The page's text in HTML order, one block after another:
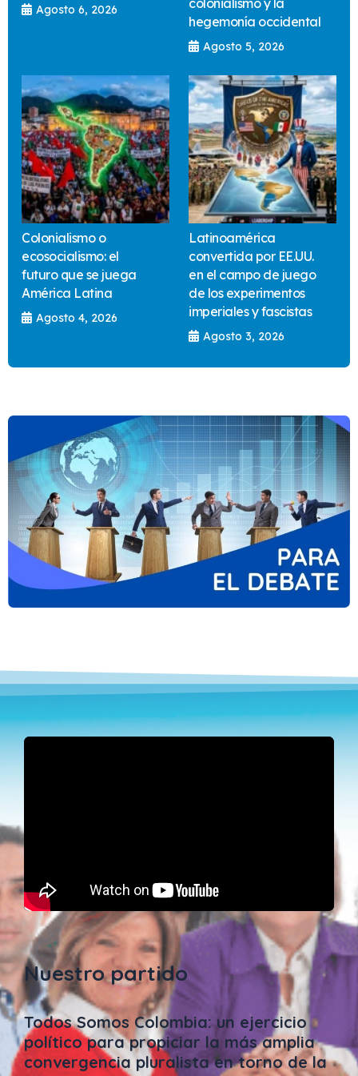
Agosto 6, 2026
hegemonía occidental
Agosto 5, 2026
Colonialismo o
ecosocialismo: el
futuro que se juega
América Latina
Agosto 4, 2026
Latinoamérica
convertida por EE.UU.
en el campo de juego
de los experimentos
imperiales y fascistas
Agosto 3, 2026
Nuestro partido
Todos Somos Colombia: un ejercicio
político para propiciar la más amplia
convergencia pluralista en torno de la